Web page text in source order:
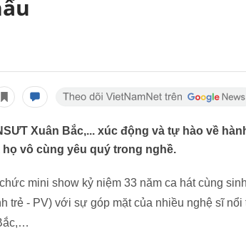
Xuân Bắc,... xúc động và tự hào về
vô cùng yêu quý trong nghề.
mini show kỷ niệm 33 năm ca hát cùng
trẻ - PV) với sự góp mặt của nhiều nghệ sĩ